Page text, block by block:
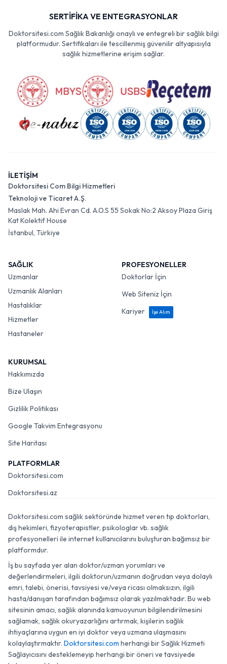
SERTİFİKA VE ENTEGRASYONLAR
Doktorsitesi.com Sağlık Bakanlığı onaylı ve entegreli bir sağlık bilgi
platformudur. Sertifikaları ile tescillenmiş güvenilir altyapısıyla
sağlık hizmetlerine erişim sağlar.
İLETİŞİM
Doktorsitesi Com Bilgi Hizmetleri
Teknoloji ve Ticaret A.Ş.
Maslak Mah. Ahi Evran Cd. A.O.S 55 Sokak No:2 Aksoy Plaza Giriş
Kat Kolektif House
İstanbul, Türkiye
SAĞLIK
Uzmanlar
Uzmanlık Alanları
Hastalıklar
Hizmetler
Hastaneler
PROFESYONELLER
Doktorlar İçin
Web Siteniz İçin
Kariyer
İşe Alım
KURUMSAL
Hakkımızda
Bize Ulaşın
Gizlilik Politikası
Google Takvim Entegrasyonu
Site Haritası
PLATFORMLAR
Doktorsitesi.com
Doktorsitesi.az
Doktorsitesi.com sağlık sektöründe hizmet veren tıp doktorları,
diş hekimleri, fizyoterapistler, psikologlar vb. sağlık
profesyonelleri ile internet kullanıcılarını buluşturan bağımsız bir
platformdur.
İş bu sayfada yer alan doktor/uzman yorumları ve
değerlendirmeleri, ilgili doktorun/uzmanın doğrudan veya dolaylı
emri, talebi, önerisi, tavsiyesi ve/veya ricası olmaksızın, ilgili
hasta/danışan tarafından bağımsız olarak yazılmaktadır. Bu web
sitesinin amacı, sağlık alanında kamuoyunun bilgilendirilmesini
sağlamak, sağlık okuryazarlığını artırmak, kişilerin sağlık
ihtiyaçlarına uygun en iyi doktor veya uzmana ulaşmasını
kolaylaştırmaktır. Doktorsitesi.com herhangi bir Sağlık Hizmeti
Sağlayıcısını desteklemeyip herhangi bir öneri ve tavsiyede